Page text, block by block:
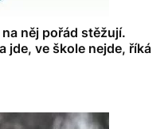
něj pořád stěžují.
jde, ve škole nejde, říká